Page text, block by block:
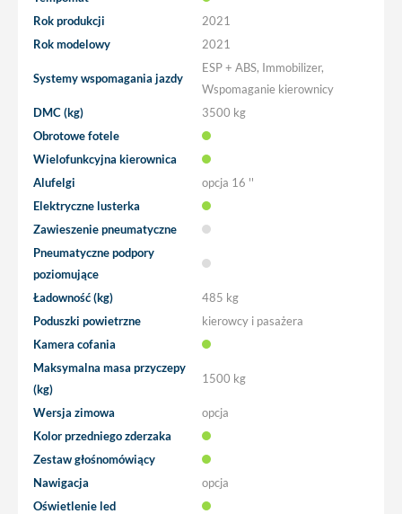
Rok produkcji
2021
Rok modelowy
2021
Systemy wspomagania jazdy
ESP + ABS, Immobilizer,
Wspomaganie kierownicy
DMC (kg)
3500 kg
Obrotowe fotele
Wielofunkcyjna kierownica
Alufelgi
opcja 16 ''
Elektryczne lusterka
Zawieszenie pneumatyczne
Pneumatyczne podpory
poziomujące
Ładowność (kg)
485 kg
Poduszki powietrzne
kierowcy i pasażera
Kamera cofania
Maksymalna masa przyczepy
(kg)
1500 kg
Wersja zimowa
opcja
Kolor przedniego zderzaka
Zestaw głośnomówiący
Nawigacja
opcja
Oświetlenie led